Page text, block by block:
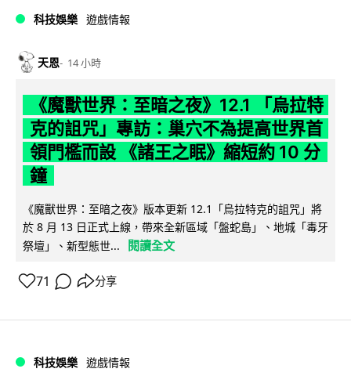
科技娛樂 遊戲情報
天恩 14 小時
《魔獸世界：至暗之夜》12.1 「烏拉特
克的詛咒」專訪：巢穴不為提高世界首
領門檻而設 《諸王之眠》縮短約 10 分
鐘
《魔獸世界：至暗之夜》版本更新 12.1「烏拉特克的詛咒」將
於 8 月 13 日正式上線，帶來全新區域「盤蛇島」、地城「毒牙
祭壇」、新型態世...
閱讀全文
71 分享
科技娛樂 遊戲情報